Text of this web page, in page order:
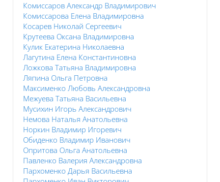
Комиссаров Александр Владимирович
Комиссарова Елена Владимировна
Косарев Николай Сергеевич
Крутеева Оксана Владимировна
Кулик Екатерина Николаевна
Лагутина Елена Константиновна
Ложкова Татьяна Владимировна
Ляпина Ольга Петровна
Максименко Любовь Александровна
Межуева Татьяна Васильевна
Мусихин Игорь Александрович
Немова Наталья Анатольевна
Норкин Владимир Игоревич
Обиденко Владимир Иванович
Опритова Ольга Анатольевна
Павленко Валерия Александровна
Пархоменко Дарья Васильевна